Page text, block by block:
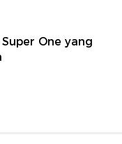
One yang